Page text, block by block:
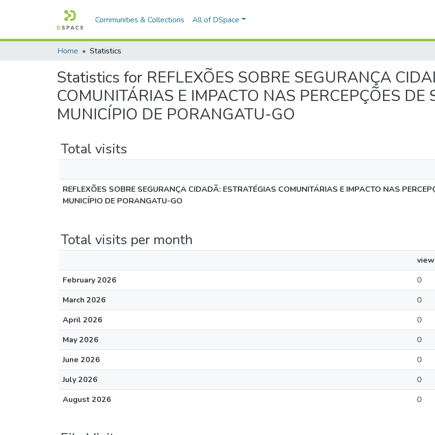
Communities & Collections All of DSpace
Home Statistics
Statistics for REFLEXÕES SOBRE SEGURANÇA
COMUNITÁRIAS E IMPACTO NAS PERCEPÇÕES DE
MUNICÍPIO DE PORANGATU-GO
Total visits
REFLEXÕES SOBRE SEGURANÇA CIDADÃ: ESTRATÉGIAS COMUNITÁRIAS E IMPACTO NAS
MUNICÍPIO DE PORANGATU-GO
Total visits per month
February 2026
0
March 2026
0
April 2026
0
May 2026
0
June 2026
0
July 2026
0
August 2026
0